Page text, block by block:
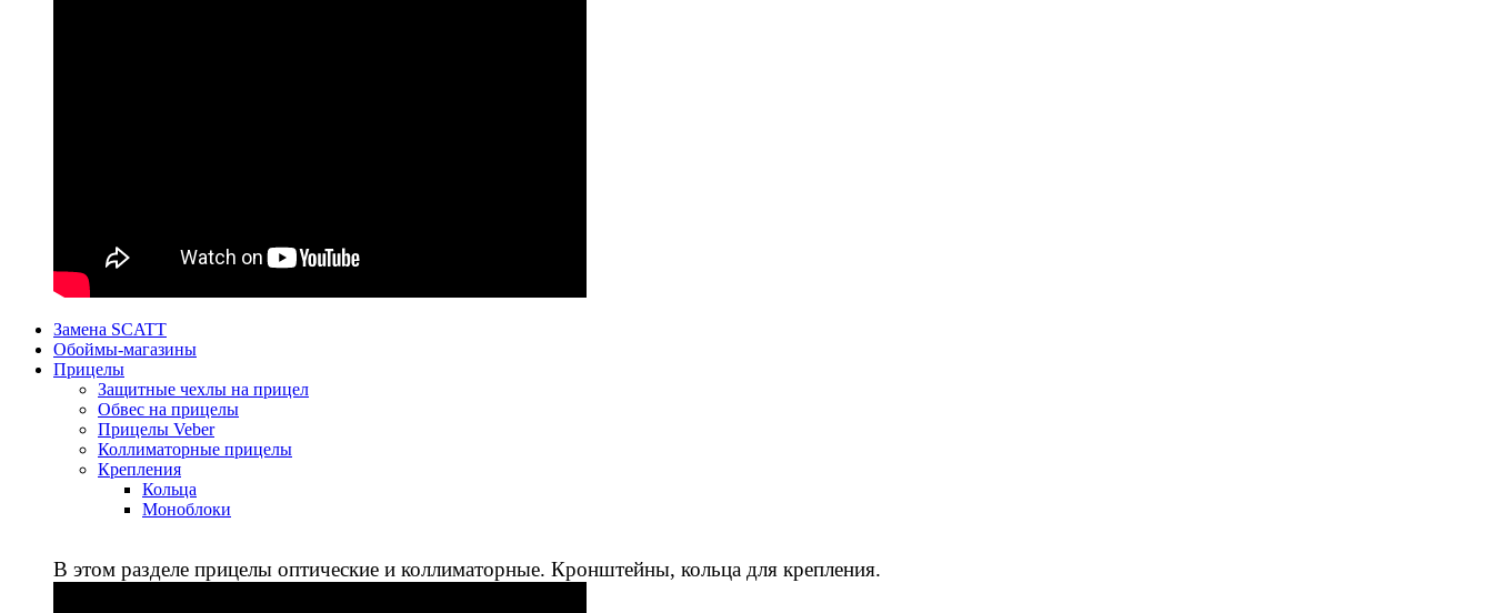
Замена SCATT
Обоймы-магазины
Прицелы
Защитные чехлы на прицел
Обвес на прицелы
Прицелы Veber
Коллиматорные прицелы
Крепления
Кольца
Моноблоки
В этом разделе прицелы оптические и коллиматорные. Кронштейны, кольца для крепления.